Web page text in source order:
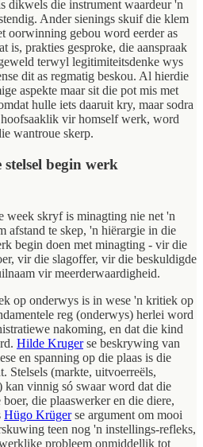
dikwels die instrument waardeur 'n
Ander sienings skuif die klem
oorwinning gebou word eerder as
is, prakties gesproke, die aanspraak
terwyl legitimiteitsdenke wys
dit as regmatig beskou. Al hierdie
aspekte maar sit die pot mis met
hulle iets daaruit kry, maar sodra
vir homself werk, word
wantroue skerp.
begin werk
week skryf is minagting nie net 'n
afstand te skep, 'n hiërargie in die
begin doen met minagting - vir die
vir die slagoffer, vir die beskuldigde
vir meerderwaardigheid.
op onderwys is in wese 'n kritiek op
reg (onderwys) herlei word
nakoming, en dat die kind
Hilde Krugerse beskrywing van
en spanning op die plaas is die
Stelsels (markte, uitvoerreëls,
kan vinnig só swaar word dat die
die plaaswerker en die diere,
Hügo Krügerse argument om mooi
teen nog 'n instellings-refleks,
probleem onmiddellik tot